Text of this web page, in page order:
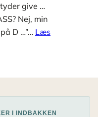
give …
Nej, min
D …”… Læs
I INDBAKKEN